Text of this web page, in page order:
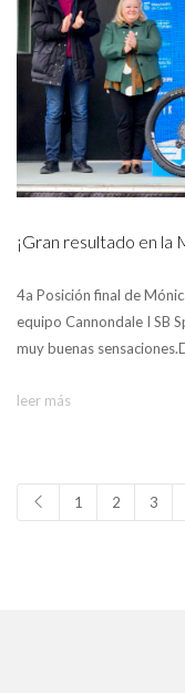
¡Gran resultado en
4a Posición final de
equipo Cannondale I SB
muy buenas
leer más
1 2 3